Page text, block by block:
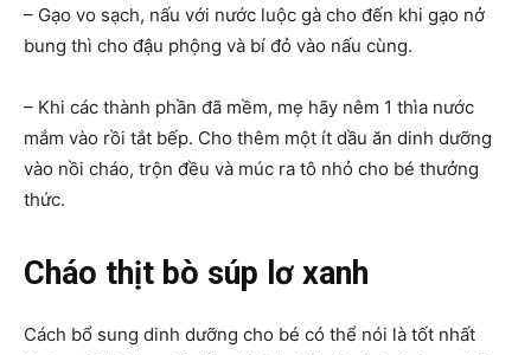
– Gạo vo sạch, nấu với nước luộc gà cho đến khi gạo nở
bung thì cho đậu phộng và bí đỏ vào nấu cùng.
– Khi các thành phần đã mềm, mẹ hãy nêm 1 thìa nước
mắm vào rồi tắt bếp. Cho thêm một ít dầu ăn dinh dưỡng
vào nồi cháo, trộn đều và múc ra tô nhỏ cho bé thưởng
thức.
Cháo thịt bò súp lơ xanh
Cách bổ sung dinh dưỡng cho bé có thể nói là tốt nhất